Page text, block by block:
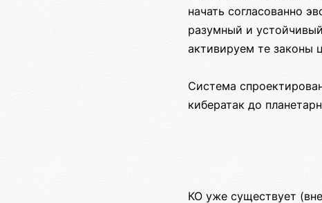
начать согласованно
разумный и
активируем те законы
Система
кибератак до
КО уже существует